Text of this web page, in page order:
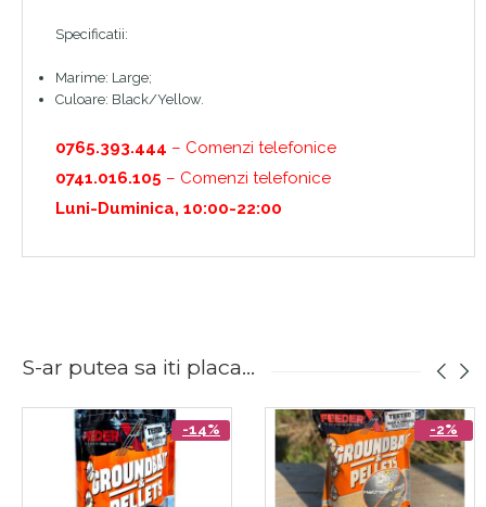
Specificatii:
Marime: Large;
Culoare: Black/Yellow.
0765.393.444 – Comenzi telefonice
0741.016.105 – Comenzi telefonice
Luni-Duminica, 10:00-22:00
S-ar putea sa iti placa...
-14% -2%